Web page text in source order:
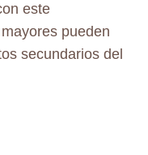
este
pueden
secundarios del